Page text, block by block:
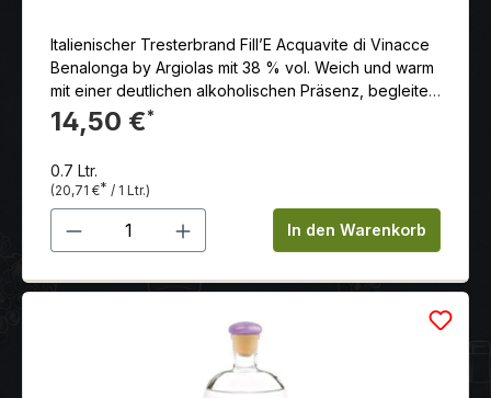
Italienischer Tresterbrand Fill’E Acquavite di Vinacce
Benalonga by Argiolas mit 38 % vol. Weich und warm
mit einer deutlichen alkoholischen Präsenz, begleitet
von leichten Anklängen an getrocknete Früchte und
Gewürze
14,50 €*
0.7 Ltr.
(20,71 €* / 1 Ltr.)
Produkt Anzahl: Gib denIn den Warenkorb